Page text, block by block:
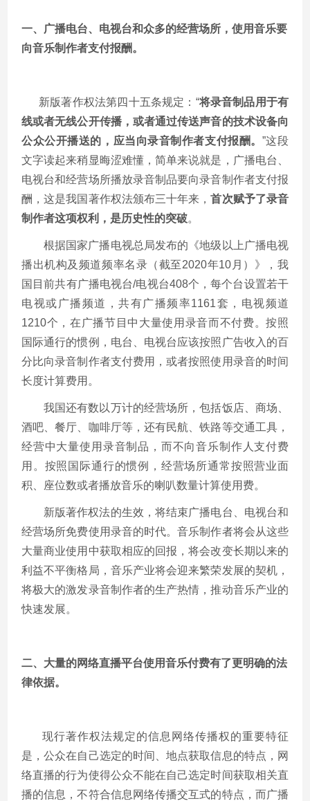
一、广播电台、电视台和众多的经营场所，使用音乐要
向音乐制作者支付报酬。
新版著作权法第四十五条规定：“将录音制品用于有
线或者无线公开传播，或者通过传送声音的技术设备向
公众公开播送的，应当向录音制作者支付报酬。 ”这段
文字读起来稍显晦涩难懂，简单来说就是，广播电台、
电视台和经营场所播放录音制品要向录音制作者支付报
酬，这是我国著作权法颁布三十年来，首次赋予了录音
制作者这项权利，是历史性的突破。
根据国家广播电视总局发布的《地级以上广播电视
播出机构及频道频率名录（截至2020年10 月）》，我
国目前共有广播电视台/电视台408个，每个台设置若干
电视或广播频道，共有广播频率1161套，电视频道
1210个，在广播节目中大量使用录音而不付费。按照
国际通行的惯例，电台、电视台应该按照广告收入的百
分比向录音制作者支付费用，或者按照使用录音的时间
长度计算费用。
我国还有数以万计的经营场所，包括饭店、商场、
酒吧、餐厅、咖啡厅等，还有民航、铁路等交通工具，
经营中大量使用录音制品，而不向音乐制作人支付费
用。按照国际通行的惯例，经营场所通常按照营业面
积、座位数或者播放音乐的喇叭数量计算使用费。
新版著作权法的生效，将结束广播电台、电视台和
经营场所免费使用录音的时代。音乐制作者将会从这些
大量商业使用中获取相应的回报，将会改变长期以来的
利益不平衡格局，音乐产业将会迎来繁荣发展的契机，
将极大的激发录音制作者的生产热情，推动音乐产业的
快速发展。
二、大量的网络直播平台使用音乐付费有了更明确的法
律依据。
现行著作权法规定的信息网络传播权的重要特征
是，公众在自己选定的时间、地点获取信息的特点，网
络直播的行为使得公众不能在自己选定时间获取相关直
播的信息，不符合信息网络传播交互式的特点，而广播